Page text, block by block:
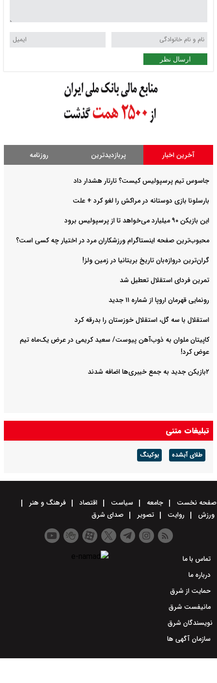
ارسال نظر
آخرین اخبار پربازدیدترین روزنامه
جاسوس تیم پرسپولیس کیست؟ تارتار هشدار داد
بارسلونا بازی دوستانه در مراکش را لغو کرد + علت
این بازیکن ۹۰ میلیارد می‌خواهد تا از پرسپولیس برود
محبوب‌ترین صفحه اینستاگرام ورزشکاران مرد در اختیار چه کسی است؟
گران‌ترین دروازه‌بان تاریخ بریتانیا در زمین ولز!
تمرین فردای استقلال تعطیل شد
رونمایی قهرمان اروپا از شماره ۱۱ جدید
استقلال با سه گل، استقلال خوزستان را بدرقه کرد
کاپیتان ملوان به ذوب‌آهن پیوست/ سعید کریمی در عرض یک‌ماه تیم
عوض کرد!
۲بازیکن جدید به جمع خیبری‌ها اضافه شدند
تبلیغات متنی
طلای آبشده بوکینگ
صفحه نخست جامعه سیاست اقتصاد
فرهنگ و هنر
ورزش
روایت تصویر صدای شرق
تماس با ما
درباره ما
حمایت از شرق
مانیفست شرق
نویسندگان شرق
سازمان آگهی ها